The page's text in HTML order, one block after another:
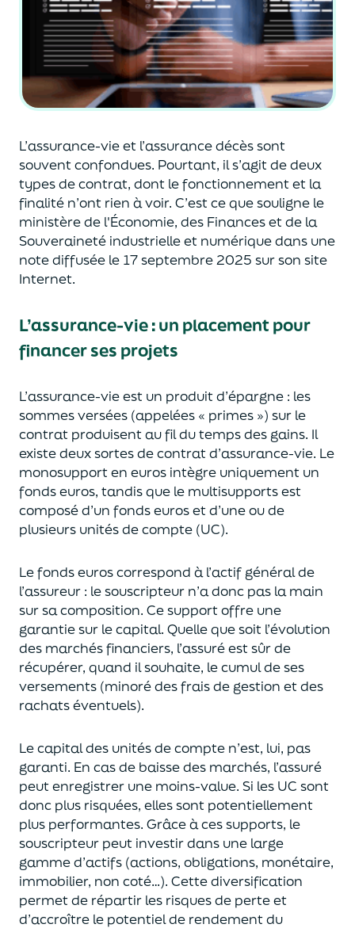
L’assurance-vie et l’assurance décès sont
souventconfondues. Pourtant, il s’agit de deux
types de contrat, dont le fonctionnement et la
finalité n’ont rien à voir. C’est ce que souligne le
ministère de l'Économie, des Financeset de la
Souveraineté industrielle et numériquedans une
note diffusée le 17 septembre 2025 sur son site
Internet.
L’assurance-vie : un placement pour
financer ses projets
L’assurance-vie est un produit d’épargne : les
sommes versées (appelées « primes ») sur le
contrat produisent au fil du temps des gains. Il
existe deux sortesde contrat d’assurance-vie. Le
monosupport en euros intègre uniquement un
fonds euros, tandis que le multisupports est
composé d’un fonds euros et d’une ou de
plusieurs unités de compte (UC).
Le fonds euros correspond à l’actif général de
l’assureur : le souscripteur n’a donc pas la main
sur sa composition. Ce support offre une
garantie sur le capital. Quelle que soit l’évolution
des marchés financiers, l’assuré est sûr de
récupérer, quand il souhaite, le cumul de ses
versements (minoré des frais de gestion et des
rachats éventuels).
Le capital des unités de compte n’est, lui, pas
garanti. En casde baisse des marchés, l’assuré
peut enregistrer une moins-value. Si les UC sont
donc plus risquées, elles sont potentiellement
plus performantes. Grâce à ces supports, le
souscripteur peut investir dans une large
gamme d’actifs (actions, obligations, monétaire,
immobilier, non coté…). Cette diversification
permet de répartir les risques de perte et
d’accroître le potentielde rendement du